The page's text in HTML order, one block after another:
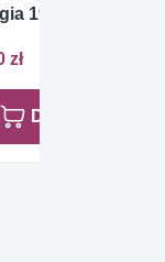
1972 Mi mil 3
zł
Dodaj do